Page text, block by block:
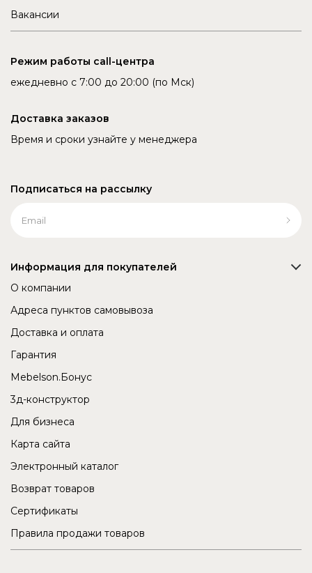
Вакансии
Режим работы call-центра
ежедневно с 7:00 до 20:00 (по Мск)
Доставка заказов
Время и сроки узнайте у менеджера
Подписаться на рассылку
Информация для покупателей
О компании
Адреса пунктов самовывоза
Доставка и оплата
Гарантия
Mebelson.Бонус
3д-конструктор
Для бизнеса
Карта сайта
Электронный каталог
Возврат товаров
Сертификаты
Правила продажи товаров